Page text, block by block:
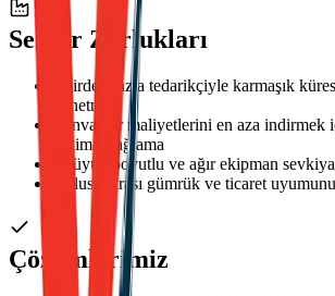
Sektör Zorlukları
Birden fazla tedarikçiyle karmaşık
yönetme
Envanter maliyetlerini en aza indirmek
teslimat sağlama
Büyük boyutlu ve ağır ekipman
Uluslararası gümrük ve ticaret
Çözümlerimiz